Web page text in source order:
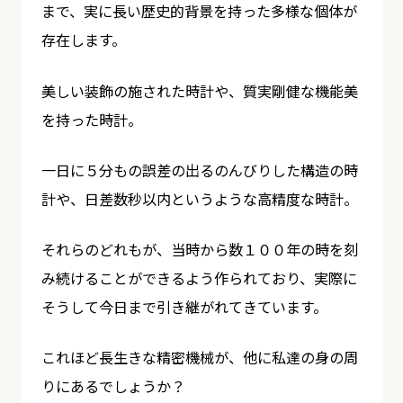
まで、実に長い歴史的背景を持った多様な個体が
存在します。
美しい装飾の施された時計や、質実剛健な機能美
を持った時計。
一日に５分もの誤差の出るのんびりした構造の時
計や、日差数秒以内というような高精度な時計。
それらのどれもが、当時から数１００年の時を刻
み続けることができるよう作られており、実際に
そうして今日まで引き継がれてきています。
これほど長生きな精密機械が、他に私達の身の周
りにあるでしょうか？